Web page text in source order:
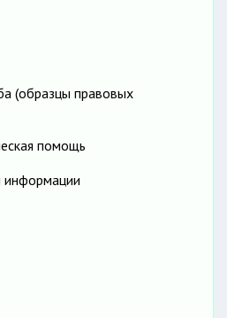
(образцы правовых
помощь
информации